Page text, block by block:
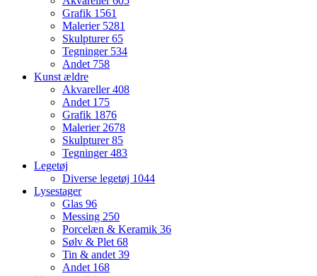
Grafik 1561
Malerier 5281
Skulpturer65
Tegninger 534
Andet 758
Kunst ældre
Akvareller408
Andet 175
Grafik 1876
Malerier 2678
Skulpturer85
Tegninger483
Legetøj
Diverse legetøj 1044
Lysestager
Glas 96
Messing 250
Porcelæn & Keramik 36
Sølv & Plet 68
Tin & andet 39
Andet 168